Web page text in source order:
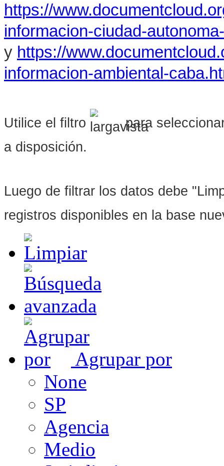
https://
informacion-ciudad-
y https://
informacion-ambiental-
Utilice el filtro
para
a disposición.
Luego de filtrar los datos debe
registros disponibles en la base
Agrupar por
None
SP
Agencia
Medio